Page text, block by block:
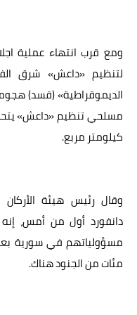
ومع قرب انتهاء عملية
لتنظيم «داعش» شرق
الديموقراطية» (قسد)
مسلحي تنظيم «داعش»
كيلومتر مربع.
وقال رئيس هيئة الأركان
دانفورد أول من أمس،
مسؤولياتهم في سورية
مئات من الجنود هناك.